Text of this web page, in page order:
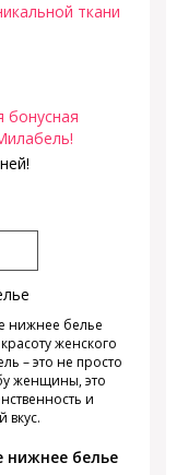
ткани
бонусная
нижнее белье
женского
– это не просто
женщины, это
и
вкус.
нижнее белье